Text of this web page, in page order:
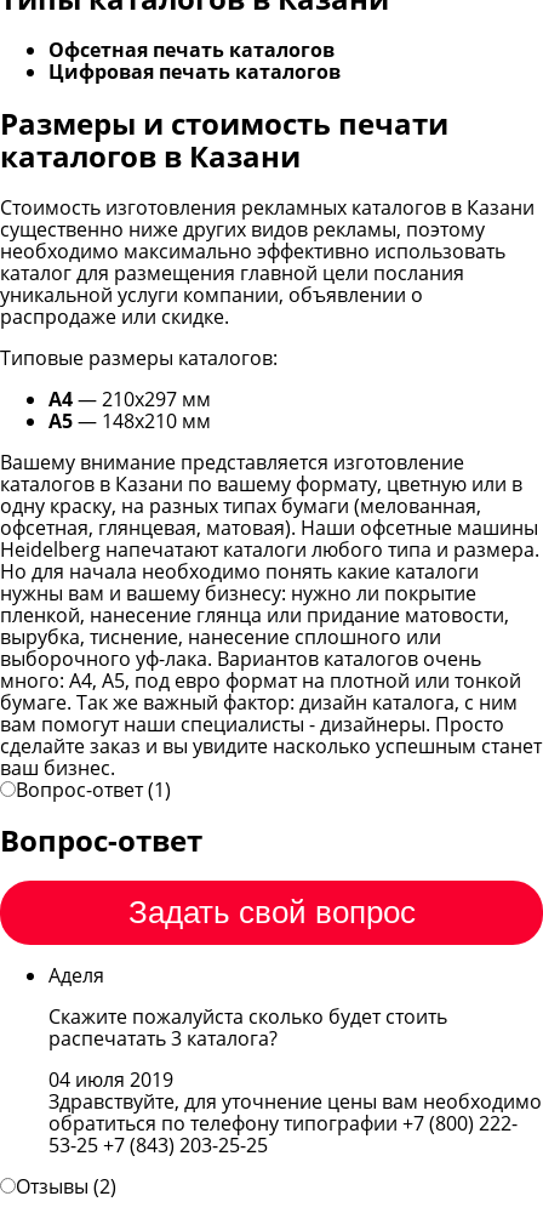
Офсетная печать каталогов
Цифровая печать каталогов
Размеры и стоимость печати
каталогов в Казани
Стоимость изготовления рекламных каталогов в Казани
существенно ниже других видов рекламы, поэтому
необходимо максимально эффективно использовать
каталог для размещения главной цели послания
уникальной услуги компании, объявлении о
распродаже или скидке.
Типовые размеры каталогов:
А4— 210х297 мм
А5— 148х210 мм
Вашему внимание представляется изготовление
каталогов в Казани по вашему формату, цветную или в
одну краску, на разных типах бумаги (мелованная,
офсетная, глянцевая, матовая). Наши офсетные машины
Heidelberg напечатают каталоги любого типа и размера.
Но для начала необходимо понять какие каталоги
нужны вам и вашему бизнесу: нужно ли покрытие
пленкой, нанесение глянца или придание матовости,
вырубка, тиснение, нанесение сплошного или
выборочного уф-лака. Вариантов каталогов очень
много: А4, А5, под евро формат на плотной или тонкой
бумаге. Так же важный фактор: дизайн каталога, с ним
вам помогут наши специалисты - дизайнеры. Просто
сделайте заказ и вы увидите насколько успешным станет
ваш бизнес.
Вопрос-ответ (1)
Вопрос-ответ
Задать свой вопрос
Аделя
Скажите пожалуйста сколько будет стоить
распечатать 3 каталога?
04 июля 2019
Здравствуйте, для уточнение цены вам необходимо
обратиться по телефону типографии +7 (800) 222-
53-25 +7 (843) 203-25-25
Отзывы (2)